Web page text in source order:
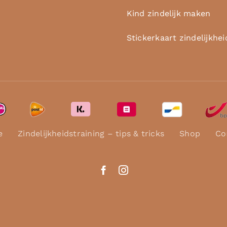
Kind zindelijk maken
Stickerkaart
Zindelijkheidstraining – tips & tricks Shop